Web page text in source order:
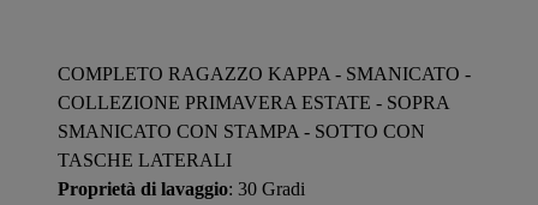
COMPLETO RAGAZZO KAPPA - SMANICATO -
COLLEZIONE PRIMAVERA ESTATE - SOPRA
SMANICATO CON STAMPA - SOTTO CON
TASCHE LATERALI
Proprietà di lavaggio: 30 Gradi